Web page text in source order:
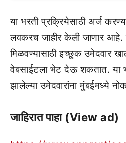
या भरती प्रक्रियेसाठी अर्ज
लवकरच जाहीर केली जाणार आहे.
मिळवण्यासाठी इच्छुक उमेदवार
वेबसाईटला भेट देऊ शकतात. या
झालेल्या उमेदवारांना मुंबईमध्ये
जाहिरात पाहा (View ad)